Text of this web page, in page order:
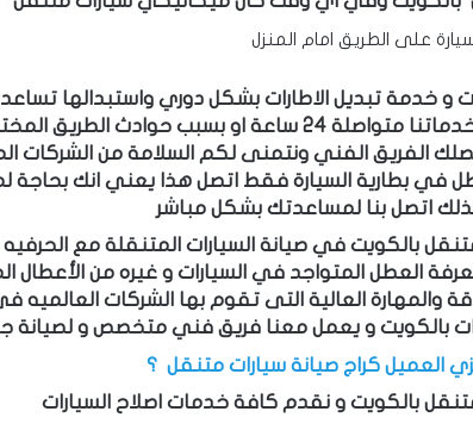
على الطريق امام المنزل
و خدمة تبديل الاطارات بشكل دوري واستبدالها
24 ساعة او بسبب حوادث الطريق
الفريق الفني ونتمنى لكم السلامة من الشركات
في بطارية السيارة فقط اتصل هذا يعني انك بحاجة
اتصل بنا لمساعدتك بشكل مباشر
بالكويت في صيانة السيارات المتنقلة مع
العطل المتواجد في السيارات و غيره من الأعطال
والمهارة العالية التى تقوم بها الشركات العالميه
بالكويت و يعمل معنا فريق فني متخصص و لصيانة
العميل كراج صيانة سيارات متنقل ؟
بالكويت و نقدم كافة خدمات اصلاح السيارات